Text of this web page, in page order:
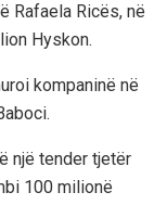
Rafaela Ricës, në
Hyskon.
kompaninë në
një tender tjetër
100 milionë